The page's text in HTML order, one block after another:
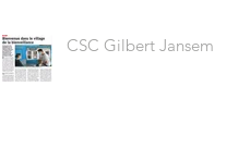
CSC Gilbert Jansem